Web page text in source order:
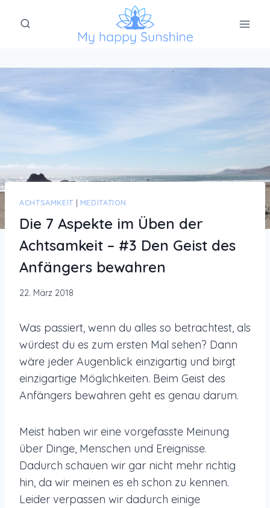
Inhalt
ACHTSAMKEIT| MEDITATION
Die 7 Aspekte im Üben der
Achtsamkeit – #3 Den Geist des
Anfängers bewahren
22. März 2018
Was passiert, wenn du alles so betrachtest, als
würdest du es zum ersten Mal sehen? Dann
wäre jeder Augenblick einzigartig und birgt
einzigartige Möglichkeiten. Beim Geist des
Anfängers bewahren geht es genau darum.
Meist haben wir eine vorgefasste Meinung
über Dinge, Menschen und Ereignisse.
Dadurch schauen wir gar nicht mehr richtig
hin, da wir meinen es eh schon zu kennen.
Leider verpassen wir dadurch einige